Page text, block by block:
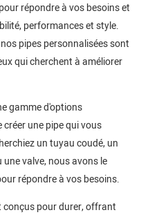
répondre à vos besoins et
performances et style.
pipes personnalisées sont
qui cherchent à améliorer
gamme d'options
une pipe qui vous
un tuyau coudé, un
valve, nous avons le
répondre à vos besoins.
pour durer, offrant